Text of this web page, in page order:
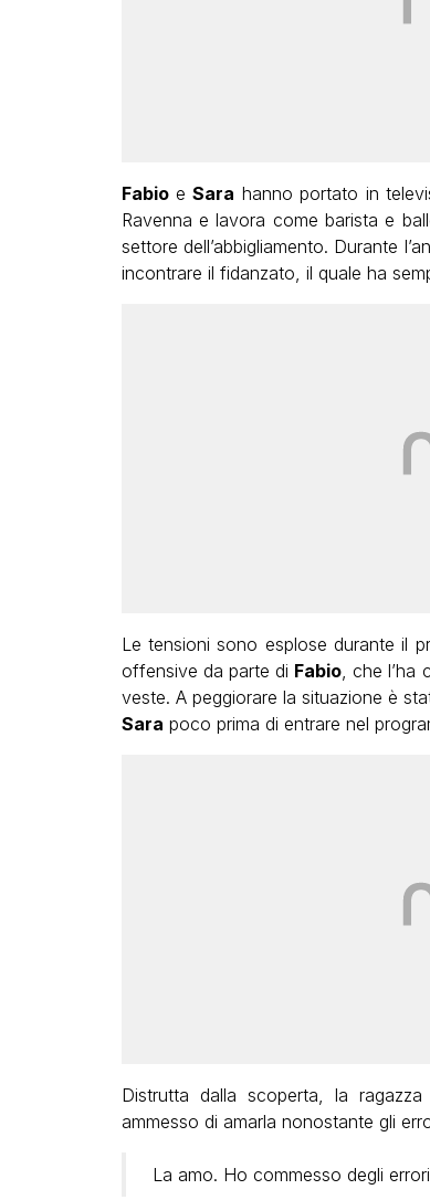
FabioeSara hanno portato in
Ravenna e lavora come barista e
settore dell’abbigliamento. Durante
incontrare il fidanzato, il quale ha
Le tensioni sono esplose durante il
offensive da parte di Fabio , che
veste. A peggiorare la situazione è
Sara poco prima di entrare nel
Distrutta dalla scoperta, la
ammesso di amarla nonostante gli
La amo. Ho commesso degli